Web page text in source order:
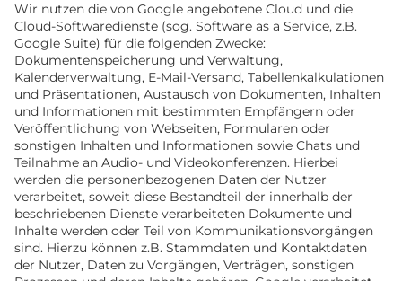
Wir nutzen die von Google angebotene Cloud und die
Cloud-Softwaredienste (sog. Software as a Service, z.B.
Google Suite) für die folgenden Zwecke:
Dokumentenspeicherung und Verwaltung,
Kalenderverwaltung, E-Mail-Versand, Tabellenkalkulationen
und Präsentationen, Austausch von Dokumenten, Inhalten
und Informationen mit bestimmten Empfängern oder
Veröffentlichung von Webseiten, Formularen oder
sonstigen Inhalten und Informationen sowie Chats und
Teilnahme an Audio- und Videokonferenzen. Hierbei
werden die personenbezogenen Daten der Nutzer
verarbeitet, soweit diese Bestandteil der innerhalb der
beschriebenen Dienste verarbeiteten Dokumente und
Inhalte werden oder Teil von Kommunikationsvorgängen
sind. Hierzu können z.B. Stammdaten und Kontaktdaten
der Nutzer, Daten zu Vorgängen, Verträgen, sonstigen